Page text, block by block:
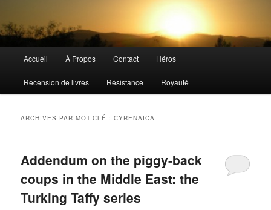
principal
Accueil À Propos Contact Héros
Recension de livres Résistance Royauté
ARCHIVES PAR MOT-CLÉ :CYRENAICA
Addendum on the piggy-back
coups in the Middle East: the
Turking Taffy series